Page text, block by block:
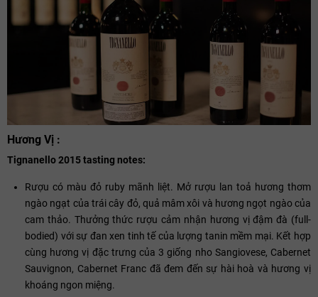
Hương Vị :
Tignanello 2015 tasting notes:
Rượu có màu đỏ ruby mãnh liệt. Mở rượu lan toả hương thơm
ngào ngạt của trái cây đỏ, quả mâm xôi và hương ngọt ngào của
cam thảo. Thưởng thức rượu cảm nhận hương vị đậm đà (full-
bodied) với sự đan xen tinh tế của lượng tanin mềm mại. Kết hợp
cùng hương vị đặc trưng của 3 giống nho Sangiovese, Cabernet
Sauvignon, Cabernet Franc đã đem đến sự hài hoà và hương vị
khoáng ngon miệng.